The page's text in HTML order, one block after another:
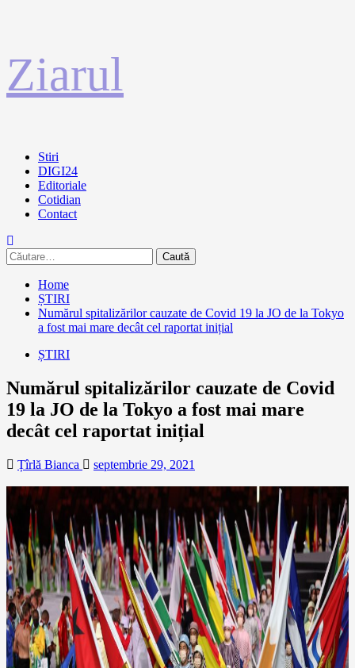
la
conținut
Ziarul
Primary
Menu
Stiri
DIGI24
Editoriale
Cotidian
Contact
Caută
după:
Home
ȘTIRI
Numărul spitalizărilor cauzate de Covid 19 la JO de la Tokyo
a fost mai mare decât cel raportat inițial
ȘTIRI
Numărul spitalizărilor cauzate de Covid
19 la JO de la Tokyo a fost mai mare
decât cel raportat inițial
Țîrlă Bianca septembrie 29, 2021